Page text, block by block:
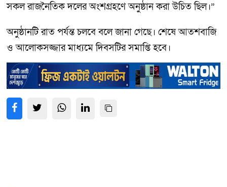
সকল রাজনৈতিক দলের অংশগ্রহণে অনুষ্ঠান করা উচিত ছিল।”
অনুষ্ঠানটি রাত পর্যন্ত চলবে বলে জানা গেছে। শেষে আতশবাজি
ও আলোকসজ্জার মাধ্যমে দিবসটির সমাপ্তি হবে।